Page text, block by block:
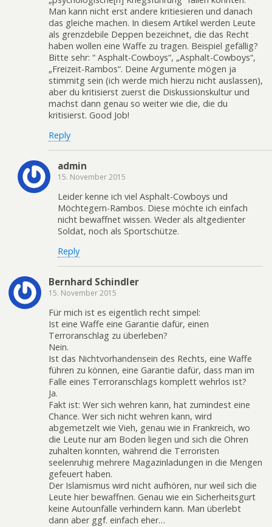
Man kann nicht erst andere kritiesieren und danach
das gleiche machen. In diesem Artikel werden Leute
als grenzdebile Deppen bezeichnet, die das Recht
haben wollen eine Waffe zu tragen. Beispiel gefällig?
Bitte sehr: “ Asphalt-Cowboys“, „Asphalt-Cowboys“,
„Freizeit-Rambos“. Deine Argumente mögen ja
stimmitg sein (ich werde mich hierzu nicht auslassen),
aber du kritisierst zuerst die Diskussionskultur und
machst dann genau so weiter wie die, die du
kritisierst. Good Job!
Reply
admin
15. November 2015
Leider kenne ich viel Asphalt-Cowboys und
Möchtegern-Rambos. Diese möchte ich einfach
nicht bewaffnet wissen. Weder als altgedienter
Soldat, noch als Sportschütze.
Reply
Bernhard Schindler
15. November 2015
Für mich ist es eigentlich recht simpel:
Ist eine Waffe eine Garantie dafür, einen
Terroranschlag zu überleben?
Nein.
Ist das Nichtvorhandensein des Rechts, eine Waffe
führen zu können, eine Garantie dafür, dass man im
Falle eines Terroranschlags komplett wehrlos ist?
Ja.
Fakt ist: Wer sich wehren kann, hat zumindest eine
Chance. Wer sich nicht wehren kann, wird
abgemetzelt wie Vieh, genau wie in Frankreich, wo
die Leute nur am Boden liegen und sich die Ohren
zuhalten konnten, während die Terroristen
seelenruhig mehrere Magazinladungen in die Mengen
gefeuert haben.
Der Islamismus wird nicht aufhören, nur weil sich die
Leute hier bewaffnen. Genau wie ein Sicherheitsgurt
keine Autounfälle verhindern kann. Man überlebt
dann aber ggf. einfach eher…